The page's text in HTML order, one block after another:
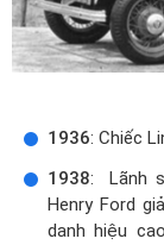
1936: Chiếc
1938: Lãnh
Henry Ford
danh hiệu